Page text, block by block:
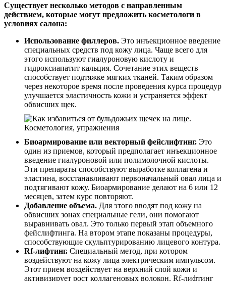
Существует несколько методов с направленным
действием, которые могут предложить косметологи в
условиях салона:
Использование филлеров. Это инъекционное введение
специальных средств под кожу лица. Чаще всего для
этого используют гиалуроновую кислоту и
гидроксиапатит кальция. Сочетание этих веществ
способствует подтяжке мягких тканей. Таким образом
через некоторое время после проведения курса процедур
улучшается эластичность кожи и устраняется эффект
обвисших щек.
Биоармирование или векторный фейслифтинг. Это
один из приемов, который предполагает инъекционное
введение гиалуроновой или полимолочной кислоты.
Эти препараты способствуют выработке коллагена и
эластина, восстанавливают первоначальный овал лица и
подтягивают кожу. Биоармирование делают на 6 или 12
месяцев, затем курс повторяют.
Добавление объема. Для этого вводят под кожу на
обвисших зонах специальные гели, они помогают
выравнивать овал. Это только первый этап объемного
фейслифтинга. На втором этапе показаны процедуры,
способствующие скульптурированию лицевого контура.
Rf-лифтинг. Специальный метод, при котором
воздействуют на кожу лица электрическим импульсом.
Этот прием воздействует на верхний слой кожи и
активизирует рост коллагеновых волокон. Rf-лифтинг